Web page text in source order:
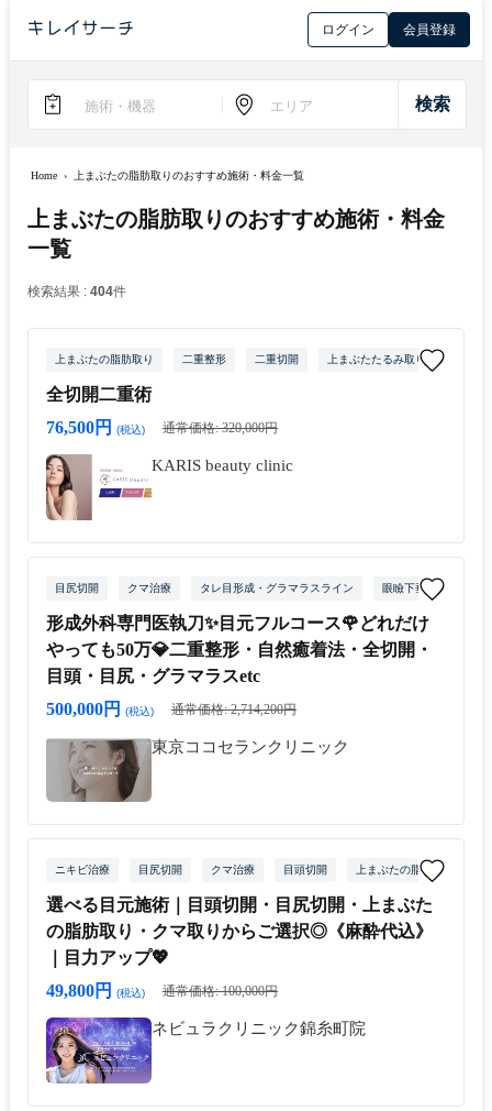
ログイン 会員登録
Home › 上まぶたの脂肪取りのおすすめ施術・料金一覧
上まぶたの脂肪取りのおすすめ施術・料金
一覧
検索結果 : 404件
上まぶたの脂肪取り 二重整形 二重切開 上まぶたたるみ取り
全切開二重術
76,500円
(税込) 通常価格: 320,000円
KARIS beauty clinic
目尻切開 クマ治療 タレ目形成・グラマラスライン 眼瞼下垂
形成外科専門医執刀✨目元フルコース🌹どれだけ
やっても50万💎二重整形・自然癒着法・全切開・
目頭・目尻・グラマラスetc
500,000円
(税込) 通常価格: 2,714,200円
東京ココセランクリニック
ニキビ治療 目尻切開 クマ治療 目頭切開 上まぶたの脂肪取り
選べる目元施術｜目頭切開・目尻切開・上まぶた
の脂肪取り・クマ取りからご選択◎《麻酔代込》
｜目力アップ💖
49,800円
(税込) 通常価格: 100,000円
ネビュラクリニック錦糸町院